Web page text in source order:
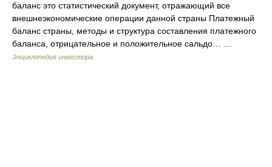
баланс это статистический документ, отражающий все
внешнеэкономические операции данной страны Платежный
баланс страны, методы и структура составления платежного
баланса, отрицательное и положительное сальдо… …
Энциклопедия инвестора